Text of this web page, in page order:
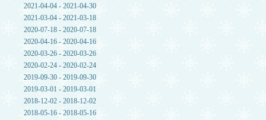
2021-04-04 - 2021-04-30
2021-03-04 - 2021-03-18
2020-07-18 - 2020-07-18
2020-04-16 - 2020-04-16
2020-03-26 - 2020-03-26
2020-02-24 - 2020-02-24
2019-09-30 - 2019-09-30
2019-03-01 - 2019-03-01
2018-12-02 - 2018-12-02
2018-05-16 - 2018-05-16